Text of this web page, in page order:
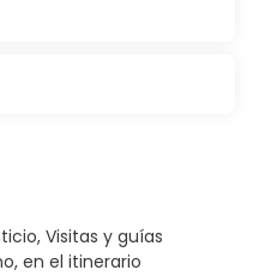
Visitas y guías
en el itinerario